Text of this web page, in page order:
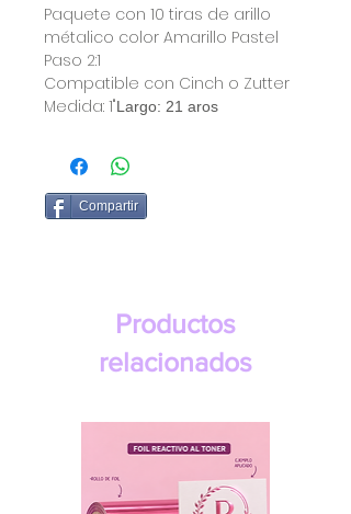
Paquete con 10 tiras de arillo
métalico color Amarillo Pastel
Paso 2:1
Compatible con Cinch o Zutter
Medida: 1"Largo: 21 aros
Compartir
Productos
relacionados